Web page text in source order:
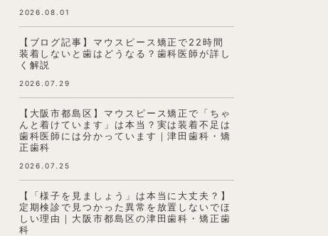
2026.08.01
【ブログ記事】マウスピース矯正で22時間
装着しないと歯はどうなる？歯科医師が詳し
く解説
2026.07.29
【大阪市都島区】マウスピース矯正で「ちゃ
んと着けています」は本当？実は装着不足は
歯科医師には分かっています｜津田歯科・矯
正歯科
2026.07.25
【「様子を見ましょう」は本当に大丈夫？】
定期検診で見つかった異常を放置しないでほ
しい理由｜大阪市都島区の津田歯科・矯正歯
科